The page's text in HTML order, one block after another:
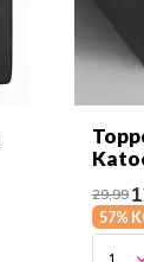
29,99
57%